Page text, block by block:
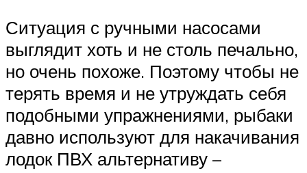
Ситуация с ручными насосами
выглядит хоть и не столь печально,
но очень похоже. Поэтому чтобы не
терять время и не утруждать себя
подобными упражнениями, рыбаки
давно используют для накачивания
лодок ПВХ альтернативу –